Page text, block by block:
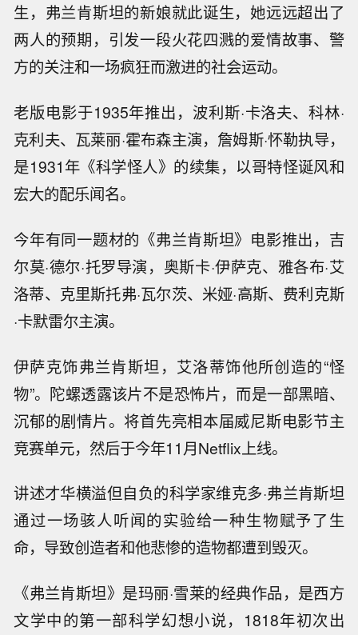
生，弗兰肯斯坦的新娘就此诞生，她远远超出了
两人的预期，引发一段火花四溅的爱情故事、警
方的关注和一场疯狂而激进的社会运动。
老版电影于1935年推出，波利斯·卡洛夫、科林·
克利夫、瓦莱丽·霍布森主演，詹姆斯·怀勒执导，
是1931年《科学怪人》的续集，以哥特怪诞风和
宏大的配乐闻名。
今年有同一题材的《弗兰肯斯坦》电影推出，吉
尔莫·德尔·托罗导演，奥斯卡·伊萨克、雅各布·艾
洛蒂、克里斯托弗·瓦尔茨、米娅·高斯、费利克斯
·卡默雷尔主演。
伊萨克饰弗兰肯斯坦，艾洛蒂饰他所创造的“怪
物”。陀螺透露该片不是恐怖片，而是一部黑暗、
沉郁的剧情片。将首先亮相本届威尼斯电影节主
竞赛单元，然后于今年11月Netflix上线。
讲述才华横溢但自负的科学家维克多·弗兰肯斯坦
通过一场骇人听闻的实验给一种生物赋予了生
命，导致创造者和他悲惨的造物都遭到毁灭。
《弗兰肯斯坦》是玛丽·雪莱的经典作品，是西方
文学中的第一部科学幻想小说，1818年初次出